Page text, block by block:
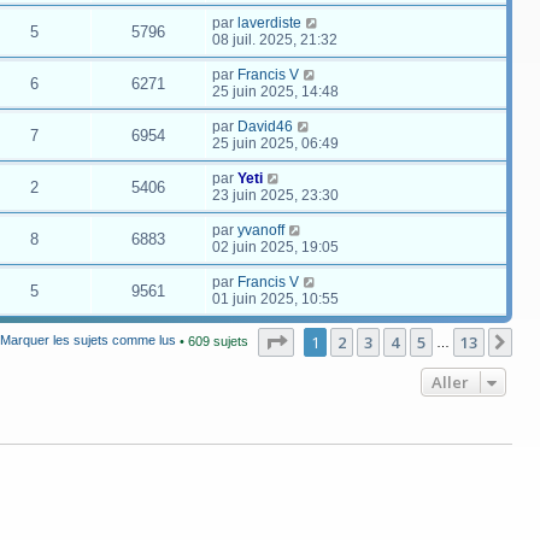
5 5796 par laverdiste
08 juil. 2025, 21:32
6 6271 par Francis V
25 juin 2025, 14:48
7 6954 par David46
25 juin 2025, 06:49
2 5406 par Yeti
23 juin 2025, 23:30
8 6883 par yvanoff
02 juin 2025, 19:05
5 9561 par Francis V
01 juin 2025, 10:55
Marquer les sujets comme lus • 609 sujets Page 1sur13
1 2 3 4 5 13
Aller